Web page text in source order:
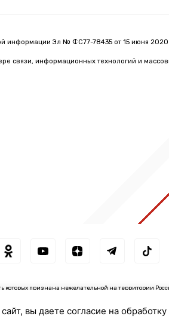
информации Эл № ФС77-78435 от 15 июня 2020
связи, информационных технологий и
признана нежелательной на территории
вы даете согласие на